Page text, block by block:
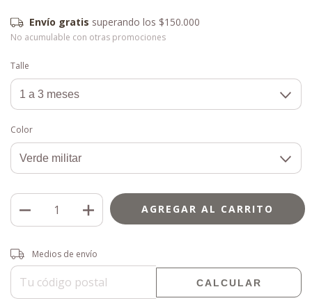
Envío gratis superando los $150.000
No acumulable con otras promociones
Talle
Color
Entregas para el CP:
Medios de envío
CALCULAR